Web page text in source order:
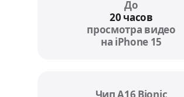
До
20 часов
просмотра видео
на iPhone 15